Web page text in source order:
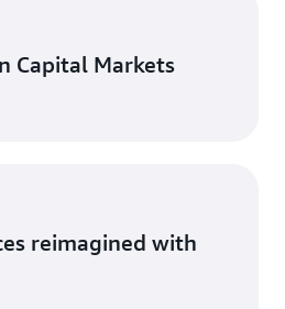
Capital Markets
reimagined with